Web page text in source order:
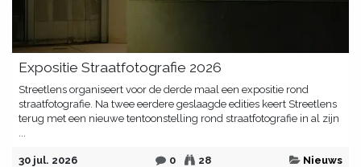
Expositie Straatfotografie 2026
Streetlens organiseert voor de derde maal een expositie rond
straatfotografie. Na twee eerdere geslaagde edities keert Streetlens
terug met een nieuwe tentoonstelling rond straatfotografie in al zijn
30 jul. 2026 0 28 Nieuws